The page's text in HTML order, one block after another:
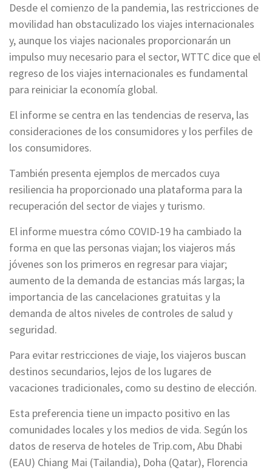
Desde el comienzo de la pandemia, las restricciones de
movilidad han obstaculizado los viajes internacionales
y, aunque los viajes nacionales proporcionarán un
impulso muy necesario para el sector, WTTC dice que el
regreso de los viajes internacionales es fundamental
para reiniciar la economía global.
El informe se centra en las tendencias de reserva, las
consideraciones de los consumidores y los perfiles de
los consumidores.
También presenta ejemplos de mercados cuya
resiliencia ha proporcionado una plataforma para la
recuperación del sector de viajes y turismo.
El informe muestra cómo COVID-19 ha cambiado la
forma en que las personas viajan; los viajeros más
jóvenes son los primeros en regresar para viajar;
aumento de la demanda de estancias más largas; la
importancia de las cancelaciones gratuitas y la
demanda de altos niveles de controles de salud y
seguridad.
Para evitar restricciones de viaje, los viajeros buscan
destinos secundarios, lejos de los lugares de
vacaciones tradicionales, como su destino de elección.
Esta preferencia tiene un impacto positivo en las
comunidades locales y los medios de vida. Según los
datos de reserva de hoteles de Trip.com, Abu Dhabi
(EAU) Chiang Mai (Tailandia), Doha (Qatar), Florencia